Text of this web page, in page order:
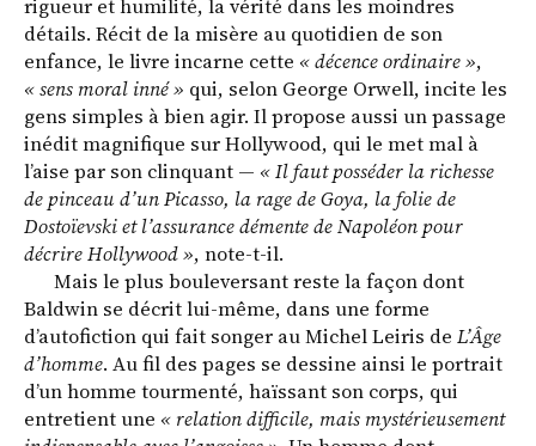
rigueur et humilité, la vérité dans les moindres
détails. Récit de la misère au quotidien de son
enfance, le livre incarne cette « décence ordinaire »,
« sens moral inné » qui, selon George Orwell, incite les
gens simples à bien agir. Il propose aussi un passage
inédit magnifique sur Hollywood, qui le met mal à
l’aise par son clinquant — « Il faut posséder la richesse
de pinceau d’un Picasso, la rage de Goya, la folie de
Dostoïevski et l’assurance démente de Napoléon pour
décrire Hollywood », note-t-il.
Mais le plus bouleversant reste la façon dont
Baldwin se décrit lui-même, dans une forme
d’autofiction qui fait songer au Michel Leiris de L’Âge
d’homme. Au fil des pages se dessine ainsi le portrait
d’un homme tourmenté, haïssant son corps, qui
entretient une « relation difficile, mais mystérieusement